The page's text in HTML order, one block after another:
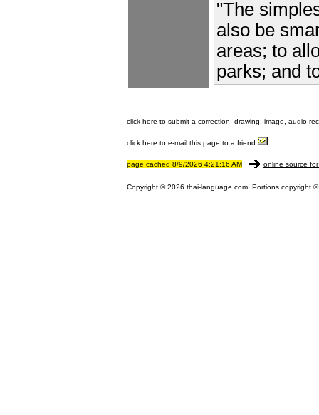
"The
also be
areas; to
parks; and
click here to submit a correction, drawing, image, audio
click here to e-mail this page to a friend
page cached 8/9/2026 4:21:16 AM online source
Copyright © 2026 thai-language.com. Portions copyright